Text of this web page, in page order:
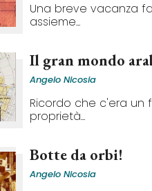
Una breve vacanza
assieme...
Il gran mondo
Angelo Nicosia
Ricordo che c'era un
proprietà...
Botte da orbi!
Angelo Nicosia